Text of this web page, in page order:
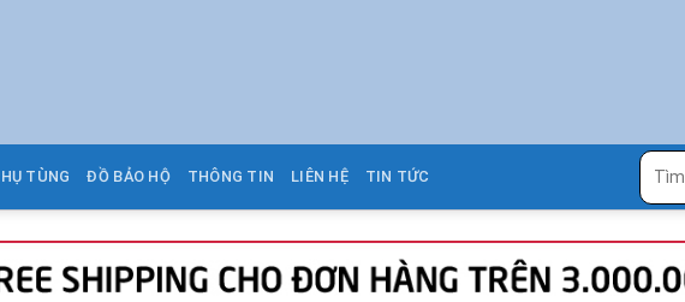
TÙNG ĐỒ BẢO HỘ THÔNG TIN LIÊN HỆ TIN TỨC
Tìm
kiếm: